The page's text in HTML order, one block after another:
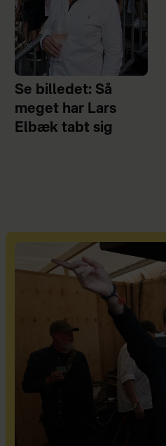
Se billedet: Så
meget har Lars
Elbæk tabt sig